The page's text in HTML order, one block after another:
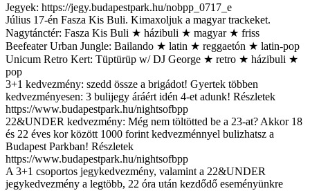
Jegyek: https://jegy.budapestpark.hu/nobpp_0717_e
Július 17-én Fasza Kis Buli. Kimaxoljuk a magyar trackeket.
Nagytánctér: Fasza Kis Buli ★ házibuli ★ magyar ★ friss
Beefeater Urban Jungle: Bailando ★ latin ★ reggaetón ★ latin-pop
Unicum Retro Kert: Tüptürüp w/ DJ George ★ retro ★ házibuli ★
pop
3+1 kedvezmény: szedd össze a brigádot! Gyertek többen
kedvezményesen: 3 bulijegy áráért idén 4-et adunk! Részletek
https://www.budapestpark.hu/nightsofbpp
22&UNDER kedvezmény: Még nem töltötted be a 23-at? Akkor 18
és 22 éves kor között 1000 forint kedvezménnyel bulizhatsz a
Budapest Parkban! Részletek
https://www.budapestpark.hu/nightsofbpp
A 3+1 csoportos jegykedvezmény, valamint a 22&UNDER
jegykedvezmény a legtöbb, 22 óra után kezdődő eseményünkre